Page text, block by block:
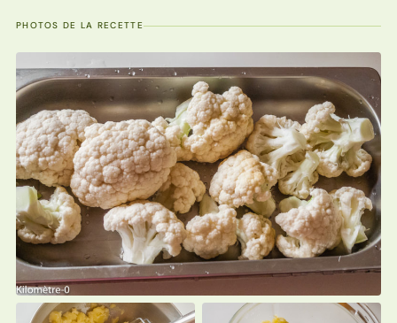
PHOTOS DE LA RECETTE